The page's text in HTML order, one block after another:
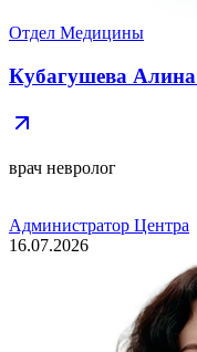
Отдел Медицины
Кубагушева
врач невролог
Администратор Центра
16.07.2026